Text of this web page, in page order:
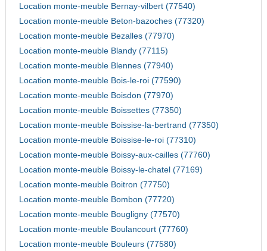
Location monte-meuble Bernay-vilbert (77540)
Location monte-meuble Beton-bazoches (77320)
Location monte-meuble Bezalles (77970)
Location monte-meuble Blandy (77115)
Location monte-meuble Blennes (77940)
Location monte-meuble Bois-le-roi (77590)
Location monte-meuble Boisdon (77970)
Location monte-meuble Boissettes (77350)
Location monte-meuble Boissise-la-bertrand (77350)
Location monte-meuble Boissise-le-roi (77310)
Location monte-meuble Boissy-aux-cailles (77760)
Location monte-meuble Boissy-le-chatel (77169)
Location monte-meuble Boitron (77750)
Location monte-meuble Bombon (77720)
Location monte-meuble Bougligny (77570)
Location monte-meuble Boulancourt (77760)
Location monte-meuble Bouleurs (77580)